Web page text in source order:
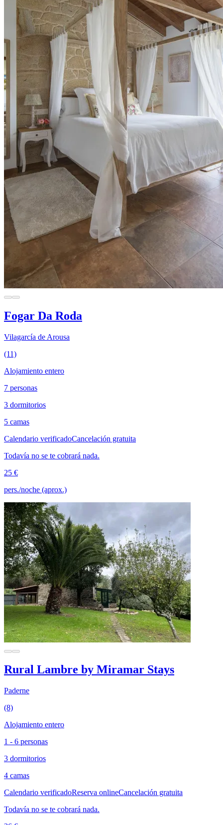
Fogar Da Roda
Vilagarcía de Arousa
(11)
Alojamiento entero
7 personas
3 dormitorios
5 camas
Calendario verificadoCancelación gratuita
Todavía no se te cobrará nada.
25 €
pers./noche (aprox.)
Rural Lambre by Miramar Stays
Paderne
(8)
Alojamiento entero
1 - 6 personas
3 dormitorios
4 camas
Calendario verificadoReserva onlineCancelación gratuita
Todavía no se te cobrará nada.